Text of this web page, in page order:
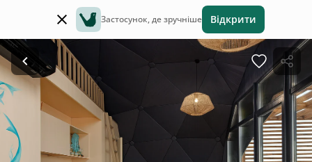
Застосунок, де зручніше Відкрити